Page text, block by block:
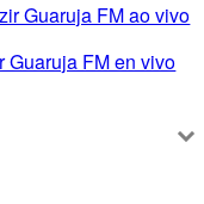
Guaruja FM ao vivo
Guaruja FM en vivo